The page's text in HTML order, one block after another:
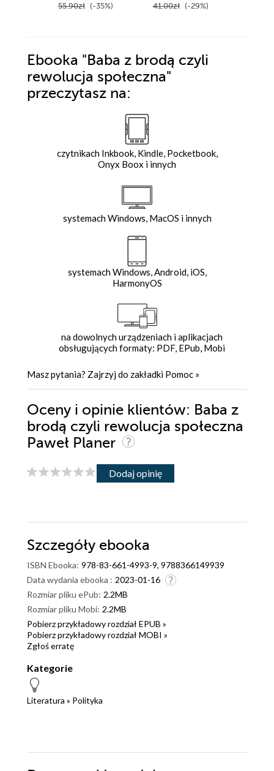
55.90zł (-35%) 41.00zł (-29%)
Ebooka "Baba z brodą czyli
rewolucja społeczna"
przeczytasz na:
czytnikach Inkbook, Kindle, Pocketbook,
Onyx Boox i innych
systemach Windows, MacOS i innych
systemach Windows, Android, iOS,
HarmonyOS
na dowolnych urządzeniach i aplikacjach
obsługujących formaty: PDF, EPub, Mobi
Masz pytania? Zajrzyj do zakładki Pomoc »
Oceny i opinie klientów: Baba z
brodą czyli rewolucja społeczna
Paweł Planer
Dodaj opinię
Szczegóły ebooka
ISBN Ebooka: 978-83-661-4993-9, 9788366149939
Data wydania ebooka : 2023-01-16
Rozmiar pliku ePub: 2.2MB
Rozmiar pliku Mobi: 2.2MB
Pobierz przykładowy rozdział EPUB »
Pobierz przykładowy rozdział MOBI »
Zgłoś erratę
Kategorie
Literatura » Polityka